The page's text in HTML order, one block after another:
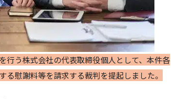
行う株式会社の代表取締役個人として、本件各
慰謝料等を請求する裁判を提起しました。